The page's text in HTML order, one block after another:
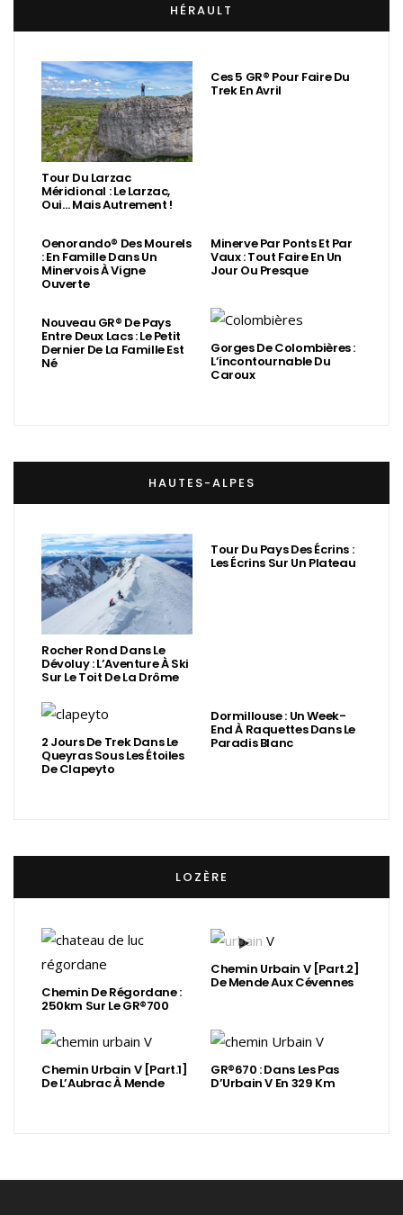
HÉRAULT
Tour Du Larzac
Méridional : Le Larzac,
Oui… Mais Autrement !
Ces 5 GR® Pour Faire Du
Trek En Avril
Oenorando® Des Mourels
: En Famille Dans Un
Minervois À Vigne
Ouverte
Minerve Par Ponts Et Par
Vaux : Tout Faire En Un
Jour Ou Presque
Nouveau GR® De Pays
Entre Deux Lacs : Le Petit
Dernier De La Famille Est
Né
Gorges De Colombières :
L’incontournable Du
Caroux
HAUTES-ALPES
Rocher Rond Dans Le
Dévoluy : L’Aventure À Ski
Sur Le Toit De La Drôme
Tour Du Pays Des Écrins :
Les Écrins Sur Un Plateau
2 Jours De Trek Dans Le
Queyras Sous Les Étoiles
De Clapeyto
Dormillouse : Un Week-
End À Raquettes Dans Le
Paradis Blanc
LOZÈRE
Chemin De Régordane :
250km Sur Le GR®700
Chemin Urbain V [Part.2]
De Mende Aux Cévennes
Chemin Urbain V [Part.1]
De L’Aubrac À Mende
GR®670 : Dans Les Pas
D’Urbain V En 329 Km